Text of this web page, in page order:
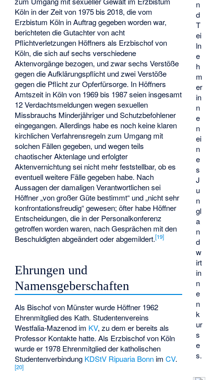
n
d
T
ei
ln
e
h
m
er
in
n
e
n
ei
n
e
s
J
u
n
gl
a
n
d
w
irt
in
n
e
n
k
ur
s
e
s.
Köln in der Zeit von 1975 bis 2018, die vom
Erzbistum Köln in Auftrag gegeben worden war,
berichteten die Gutachter von acht
Pflichtverletzungen Höffners als Erzbischof von
Köln, die sich auf sechs verschiedene
Aktenvorgänge bezogen, und zwar sechs Verstöße
gegen die Aufklärungspflicht und zwei Verstöße
gegen die Pflicht zur Opferfürsorge. In Höffners
Amtszeit in Köln von 1969 bis 1987 seien insgesamt
12 Verdachtsmeldungen wegen sexuellen
Missbrauchs Minderjähriger und Schutzbefohlener
eingegangen. Allerdings habe es noch keine klaren
kirchlichen Verfahrensregeln zum Umgang mit
solchen Fällen gegeben, und wegen teils
chaotischer Aktenlage und erfolgter
Aktenvernichtung sei nicht mehr feststellbar, ob es
eventuell weitere Fälle gegeben habe. Nach
Aussagen der damaligen Verantwortlichen sei
Höffner „von großer Güte bestimmt“ und „nicht sehr
konfrontationsfreudig“ gewesen; öfter habe Höffner
Entscheidungen, die in der Personalkonferenz
getroffen worden waren, nach Gesprächen mit den
Beschuldigten abgeändert oder abgemildert.[19]
Ehrungen und
Namensgeberschaften
Als Bischof von Münster wurde Höffner 1962
Ehrenmitglied des Kath. Studentenvereins
Westfalia-Mazenod im KV, zu dem er bereits als
Professor Kontakte hatte. Als Erzbischof von Köln
wurde er 1978 Ehrenmitglied der katholischen
Studentenverbindung KDStV Ripuaria Bonn imCV.
[20]